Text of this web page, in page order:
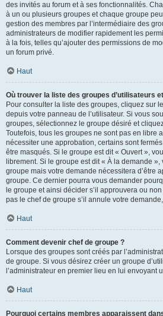
des invités au forum et à ses fonctionnalités.
à un ou plusieurs groupes et chaque groupe
gestion des membres par l’intermédiaire des
administrateurs de modifier rapidement les
à la fois, telles qu’ajouter des permissions de
un forum privé.
Haut
Où trouver la liste des groupes d’utilisateurs
Pour consulter la liste des groupes, cliquez sur
depuis votre panneau de l’utilisateur. Si vous
groupes, sélectionnez le groupe désiré et
Toutefois, tous les groupes ne sont pas en libre
nécessiter une approbation, certains sont
être masqués. Si le groupe est dit « Ouvert »,
librement. Si le groupe est dit « À la demande
groupe mais votre demande nécessitera d’être
groupe. Ce dernier pourra vous demander
le groupe et ainsi décider s’il approuvera ou
pas le chef de groupe s’il annule votre
Haut
Comment devenir chef de groupe ?
Lorsque des groupes sont créés par
de groupe. Si vous désirez créer un groupe
l’administrateur en premier lieu en lui envoyant
Haut
Pourquoi certains membres apparaissent